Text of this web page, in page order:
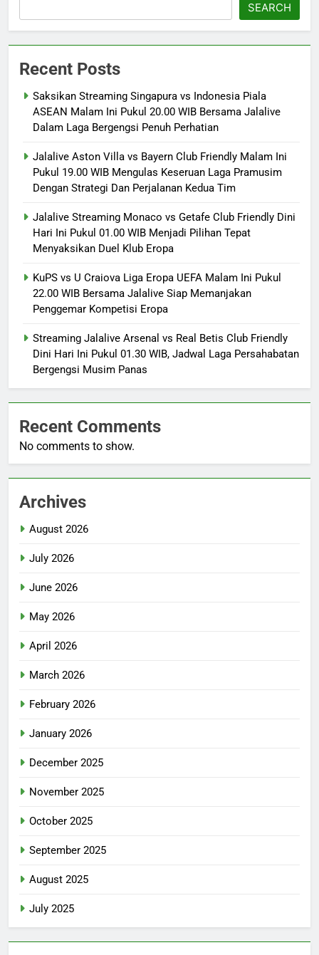
SEARCH
Recent Posts
Saksikan Streaming Singapura vs Indonesia Piala
ASEAN Malam Ini Pukul 20.00 WIB Bersama Jalalive
Dalam Laga Bergengsi Penuh Perhatian
Jalalive Aston Villa vs Bayern Club Friendly Malam Ini
Pukul 19.00 WIB Mengulas Keseruan Laga Pramusim
Dengan Strategi Dan Perjalanan Kedua Tim
Jalalive Streaming Monaco vs Getafe Club Friendly Dini
Hari Ini Pukul 01.00 WIB Menjadi Pilihan Tepat
Menyaksikan Duel Klub Eropa
KuPS vs U Craiova Liga Eropa UEFA Malam Ini Pukul
22.00 WIB Bersama Jalalive Siap Memanjakan
Penggemar Kompetisi Eropa
Streaming Jalalive Arsenal vs Real Betis Club Friendly
Dini Hari Ini Pukul 01.30 WIB, Jadwal Laga Persahabatan
Bergengsi Musim Panas
Recent Comments
No comments to show.
Archives
August 2026
July 2026
June 2026
May 2026
April 2026
March 2026
February 2026
January 2026
December 2025
November 2025
October 2025
September 2025
August 2025
July 2025